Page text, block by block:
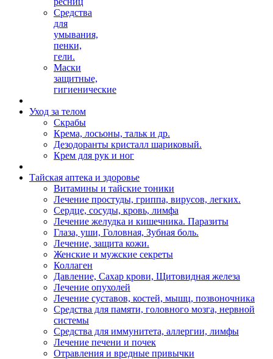
Средства
для
умывания,
пенки,
гели.
Маски
защитные,
гигиенические
Уход за телом
Скрабы
Крема, лосьоны, тальк и др.
Дезодоранты кристалл шариковый.
Крем для рук и ног
Тайская аптека и здоровье
Витамины и тайские тоники
Лечение простуды, гриппа, вирусов, легких.
Сердце, сосуды, кровь, лимфа
Лечение желудка и кишечника. Паразиты
Глаза, уши, Головная, Зубная боль.
Лечение, защита кожи.
Женские и мужские секреты
Коллаген
Давление, Сахар крови, Щитовидная железа
Лечение опухолей
Лечение суставов, костей, мышц, позвоночника
Средства для памяти, головного мозга, нервной
системы
Средства для иммунитета, аллергии, лимфы
Лечение печени и почек
Отравления и вредные привычки